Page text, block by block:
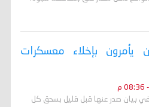
يأمرون بإخلاء معسكرات
بيان صدر عنها قبل قليل بسحق كل